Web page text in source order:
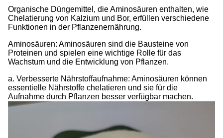
Organische Düngemittel, die Aminosäuren enthalten, wie
Chelatierung von Kalzium und Bor, erfüllen verschiedene
Funktionen in der Pflanzenernährung.
Aminosäuren: Aminosäuren sind die Bausteine von
Proteinen und spielen eine wichtige Rolle für das
Wachstum und die Entwicklung von Pflanzen.
a. Verbesserte Nährstoffaufnahme: Aminosäuren können
essentielle Nährstoffe chelatieren und sie für die
Aufnahme durch Pflanzen besser verfügbar machen.